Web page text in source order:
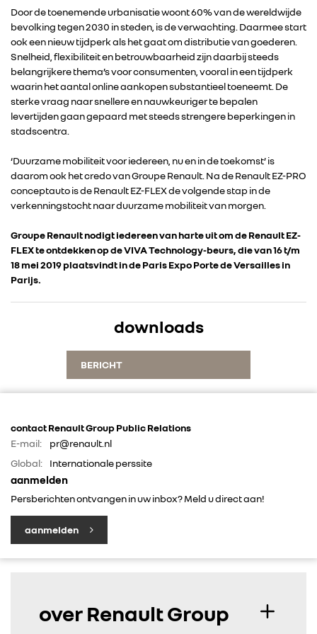
FOTO’S & VIDEO’S
IN DE MEDIA
CONTACT
Door de toenemende urbanisatie woont 60% van de wereldwijde
bevolking tegen 2030 in steden, is de verwachting. Daarmee start
ook een nieuw tijdperk als het gaat om distributie van goederen.
Snelheid, flexibiliteit en betrouwbaarheid zijn daarbij steeds
belangrijkere thema’s voor consumenten, vooral in een tijdperk
waarin het aantal online aankopen substantieel toeneemt. De
sterke vraag naar snellere en nauwkeuriger te bepalen
levertijden gaan gepaard met steeds strengere beperkingen in
stadscentra.
‘Duurzame mobiliteit voor iedereen, nu en in de toekomst’ is
daarom ook het credo van Groupe Renault. Na de Renault EZ-PRO
conceptauto is de Renault EZ-FLEX de volgende stap in de
verkenningstocht naar duurzame mobiliteit van morgen.
Groupe Renault nodigt iedereen van harte uit om de Renault EZ-
FLEX te ontdekken op de VIVA Technology-beurs, die van 16 t/m
18 mei 2019 plaatsvindt in de Paris Expo Porte de Versailles in
Parijs.
downloads
BERICHT
contact Renault Group Public Relations
E-mail:
pr@renault.nl
Global:
Internationale perssite
aanmelden
Persberichten ontvangen in uw inbox? Meld u direct aan!
aanmelden
over Renault Group